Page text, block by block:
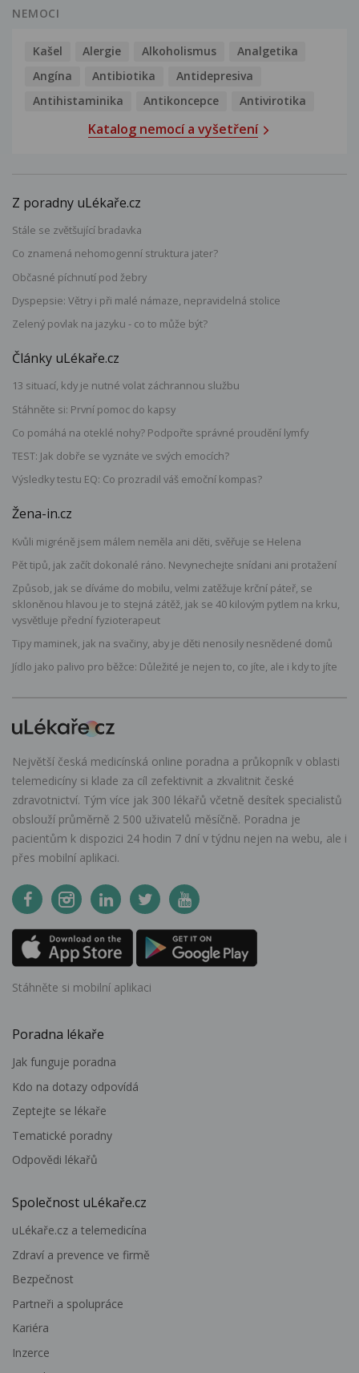
NEMOCI
Kašel Alergie Alkoholismus
Analgetika
Angína
Antibiotika
Antidepresiva
Antihistaminika
Antikoncepce Antivirotika
Katalog nemocí a vyšetření
Z poradny uLékaře.cz
Stále se zvětšující bradavka
Co znamená nehomogenní struktura jater?
Občasné píchnutí pod žebry
Dyspepsie: Větry i při malé námaze, nepravidelná stolice
Zelený povlak na jazyku - co to může být?
Články uLékaře.cz
13 situací, kdy je nutné volat záchrannou službu
Stáhněte si: První pomoc do kapsy
Co pomáhá na oteklé nohy? Podpořte správné proudění lymfy
TEST: Jak dobře se vyznáte ve svých emocích?
Výsledky testu EQ: Co prozradil váš emoční kompas?
Žena-in.cz
Kvůli migréně jsem málem neměla ani děti, svěřuje se Helena
Pět tipů, jak začít dokonalé ráno. Nevynechejte snídani ani protažení
Způsob, jak se díváme do mobilu, velmi zatěžuje krční páteř, se
skloněnou hlavou je to stejná zátěž, jak se 40 kilovým pytlem na krku,
vysvětluje přední fyzioterapeut
Tipy maminek, jak na svačiny, aby je děti nenosily nesnědené domů
Jídlo jako palivo pro běžce: Důležité je nejen to, co jíte, ale i kdy to jíte
Největší česká medicínská online poradna a průkopník v oblasti
telemedicíny si klade za cíl zefektivnit a zkvalitnit české
zdravotnictví. Tým více jak 300 lékařů včetně desítek specialistů
obslouží průměrně 2 500 uživatelů měsíčně. Poradna je
pacientům k dispozici 24 hodin 7 dní v týdnu nejen na webu, ale i
přes mobilní aplikaci.
Stáhněte si mobilní aplikaci
Poradna lékaře
Jak funguje poradna
Kdo na dotazy odpovídá
Zeptejte se lékaře
Tematické poradny
Odpovědi lékařů
Společnost uLékaře.cz
uLékaře.cz a telemedicína
Zdraví a prevence ve firmě
Bezpečnost
Partneři a spolupráce
Kariéra
Inzerce